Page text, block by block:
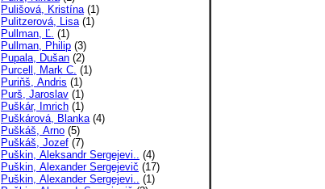
Pulišová, Kristína(1)
Pulitzerová, Lisa(1)
Pullman, Ľ. (1)
Pullman, Philip (3)
Pupala, Dušan (2)
Purcell, Mark C. (1)
Puriňš, Andris (1)
Purš, Jaroslav (1)
Puškár, Imrich (1)
Puškárová, Blanka(4)
Puškáš, Arno (5)
Puškáš, Jozef (7)
Puškin, Aleksandr Sergejevi.. (4)
Puškin, Alexander Sergejevič (17)
Puškin, Alexander Sergejevi.. (1)